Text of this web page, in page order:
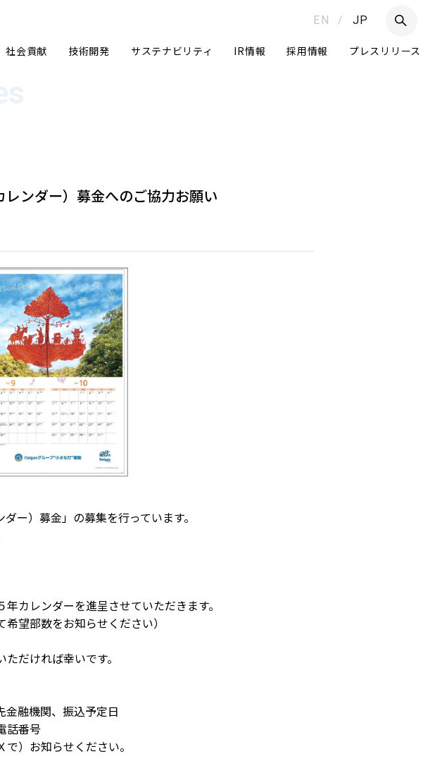
EN / JP
ごあいさつ
Daigasグループ経営体制
カーボンニュートラルへの挑戦
ト
社会貢献 技術開発 サステナビリティ IR情報 採用情報 プレスリリース
ンダー）募金へのご協力お願い
ー）募金」の募集を行っています。
ーを進呈させていただきます。
をお知らせください）
れば幸いです。
、振込予定日
番号
知らせください。